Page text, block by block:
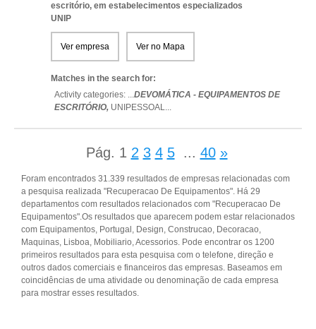
escritório, em estabelecimentos especializados
UNIP
Ver empresa Ver no Mapa
Matches in the search for:
Activity categories: ...DEVOMÁTICA - EQUIPAMENTOS DE
ESCRITÓRIO, UNIPESSOAL...
Pág. 1 2 3 4 5 ... 40 »
Foram encontrados 31.339 resultados de empresas relacionadas com
a pesquisa realizada "Recuperacao De Equipamentos". Há 29
departamentos com resultados relacionados com "Recuperacao De
Equipamentos".Os resultados que aparecem podem estar relacionados
com Equipamentos, Portugal, Design, Construcao, Decoracao,
Maquinas, Lisboa, Mobiliario, Acessorios. Pode encontrar os 1200
primeiros resultados para esta pesquisa com o telefone, direção e
outros dados comerciais e financeiros das empresas. Baseamos em
coincidências de uma atividade ou denominação de cada empresa
para mostrar esses resultados.